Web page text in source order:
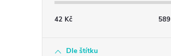
42 Kč 589
Dle štítku